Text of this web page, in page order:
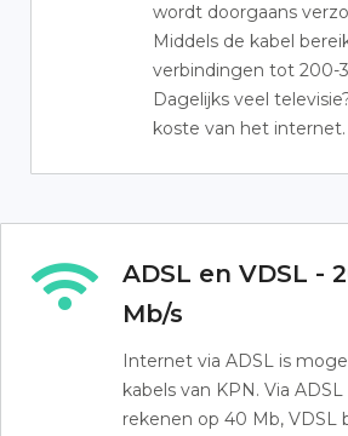
wordt doorgaans
Middels de kabel
verbindingen tot 200-
Dagelijks veel
koste van het internet.
ADSL en VDSL -
Mb/s
Internet via ADSL is
kabels van KPN. Via
rekenen op 40 Mb, VDSL